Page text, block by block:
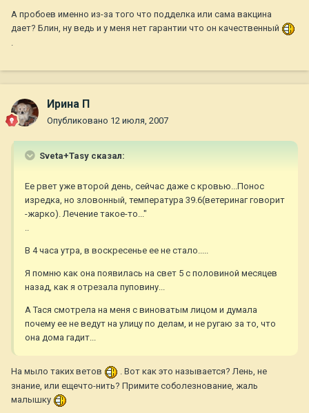
А пробоев именно из-за того что подделка или сама вакцина
дает? Блин, ну ведь и у меня нет гарантии что он качественный
Ирина П
Опубликовано 12 июля, 2007
Sveta+Tasy сказал:
Ее рвет уже второй день, сейчас даже с кровью...Понос
изредка, но зловонный, температура 39.6(ветеринаг говорит
-жарко). Лечение такое-то..."
..
В 4 часа утра, в воскресенье ее не стало.....
Я помню как она появилась на свет 5 с половиной месяцев
назад, как я отрезала пуповину...
А Тася смотрела на меня с виноватым лицом и думала
почему ее не ведут на улицу по делам, и не ругаю за то, что
она дома гадит...
На мыло таких ветов
. Вот как это называется? Лень, не
знание, или ещечто-нить? Примите соболезнование, жаль
малышку